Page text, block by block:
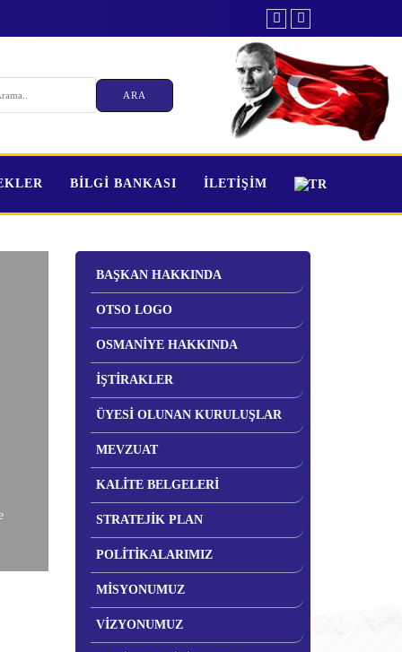
BİLGİ BANKASI İLETİŞİM
BAŞKAN HAKKINDA
OTSO LOGO
OSMANİYE HAKKINDA
İŞTİRAKLER
ÜYESİ OLUNAN KURULUŞLAR
MEVZUAT
KALİTE BELGELERİ
STRATEJİK PLAN
POLİTİKALARIMIZ
MİSYONUMUZ
VİZYONUMUZ